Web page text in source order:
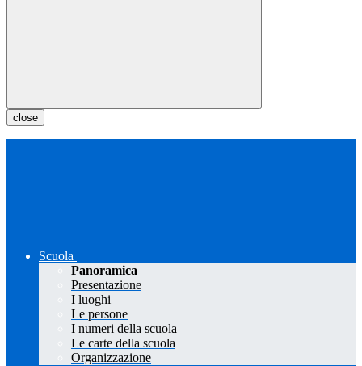
close
Scuola
Panoramica
Presentazione
I luoghi
Le persone
I numeri della scuola
Le carte della scuola
Organizzazione